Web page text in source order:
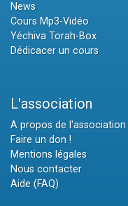
News
Cours Mp3-Vidéo
Yéchiva Torah-Box
Dédicacer un cours
L'association
A propos de l'association
Faire un don !
Mentions légales
Nous contacter
Aide (FAQ)